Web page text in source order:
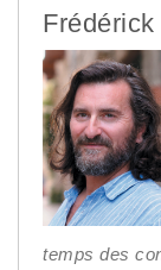
temps des